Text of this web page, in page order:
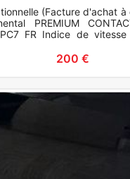
(Facture d'achat à
PREMIUM
FR Indice de
200 €